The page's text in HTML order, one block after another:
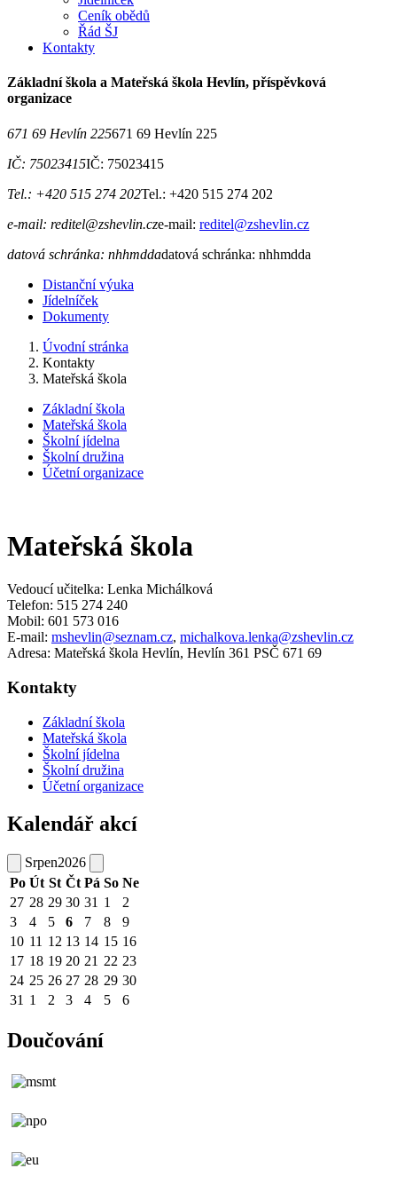
Ceník obědů
Řád ŠJ
Kontakty
Základní škola a Mateřská škola Hevlín, příspěvková
organizace
671 69 Hevlín 225671 69 Hevlín 225
IČ: 75023415IČ: 75023415
Tel.: +420 515 274 202Tel.: +420 515 274 202
e-mail: reditel@zshevlin.cze-mail: reditel@zshevlin.cz
datová schránka: nhhmddadatová schránka: nhhmdda
Distanční výuka
Jídelníček
Dokumenty
Úvodní stránka
Kontakty
Mateřská škola
Základní škola
Mateřská škola
Školní jídelna
Školní družina
Účetní organizace
Mateřská škola
Vedoucí učitelka: Lenka Michálková
Telefon: 515 274 240
Mobil: 601 573 016
E-mail: mshevlin@seznam.cz, michalkova.lenka@zshevlin.cz
Adresa: Mateřská škola Hevlín, Hevlín 361 PSČ 671 69
Kontakty
Základní škola
Mateřská škola
Školní jídelna
Školní družina
Účetní organizace
Kalendář akcí
Srpen2026
Po Út St Čt Pá So Ne
27 28 29 30 31 1
2
3
4 5 6 7 8
9
10 11 12 13 14 15 16
17 18 19 20 21 22 23
24 25 26 27 28 29 30
31 1 2 3 4 5 6
Doučování